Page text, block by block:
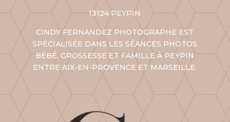
13124 PEYPIN
CINDY FERNANDEZ PHOTOGRAPHE EST
SPÉCIALISÉE DANS LES SÉANCES PHOTOS
BÉBÉ, GROSSESSE ET FAMILLE À PEYPIN
ENTRE AIX-EN-PROVENCE ET MARSEILLE.